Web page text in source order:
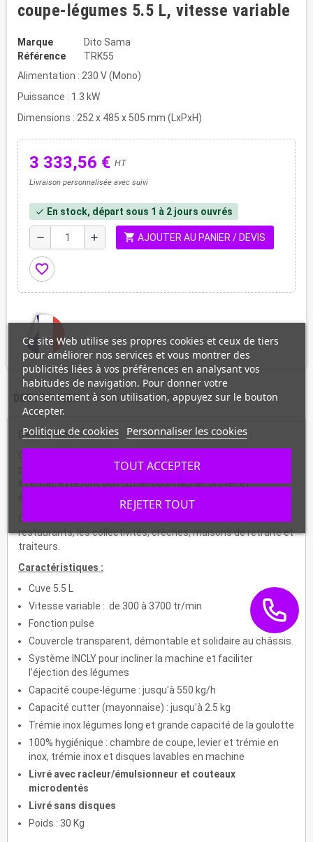
coupe-légumes 5.5 L, vitesse variable
Marque
Dito Sama
Référence
TRK55
Alimentation : 230 V (Mono)
Puissance : 1.3 kW
Dimensions : 252 x 485 x 505 mm (LxPxH)
3 333,56 € HT
Livraison personnalisée avec suivi
check En stock, départ sous 1 à 2 jours ouvrés
remove add shopping_cart AJOUTER AU PANIER / DEVIS
favorite_border
DESCRIPTION CARACTÉRISTIQUES
Description :
préparation : la fonction coupe-légumes pour trancher, râper
et effiler, et la fonction cutter pour hacher, broyer et
restaurants, les collectivités, crèches, maisons de retraite et
traiteurs.
Caractéristiques :
Cuve 5.5 L
Vitesse variable : de 300 à 3700 tr/min
Fonction pulse
Couvercle transparent, démontable et solidaire au châssis.
Système INCLY pour incliner la machine et faciliter
l'éjection des légumes
Capacité coupe-légume : jusqu'à 550 kg/h
Capacité cutter (mayonnaise) : jusqu'à 2.5 kg
Trémie inox légumes long et grande capacité de la goulotte
100% hygiénique : chambre de coupe, levier et trémie en
inox, trémie inox et disques lavables en machine
Livré avec racleur/émulsionneur et couteaux
microdentés
Livré sans disques
Poids : 30 Kg
Ce site Web utilise ses propres cookies et ceux de tiers
pour améliorer nos services et vous montrer des
publicités liées à vos préférences en analysant vos
habitudes de navigation. Pour donner votre
consentement à son utilisation, appuyez sur le bouton
Accepter.
Politique de cookies Personnaliser les cookies
REJETER TOUT
TOUT ACCEPTER